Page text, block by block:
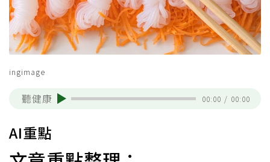
ingimage
聽健康 00:00 / 00:00
AI重點